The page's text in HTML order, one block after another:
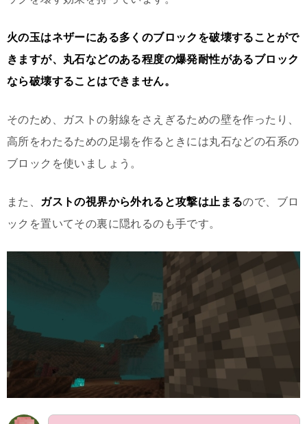
火の玉はネザーにある多くのブロックを破壊することがで
きますが、丸石などのある程度の爆発耐性があるブロック
なら破壊することはできません。
そのため、ガストの射線をさえぎるための壁を作ったり、
高所をわたるための足場を作るときには丸石などの石系の
ブロックを使いましょう。
また、 ガストの視界から外れると攻撃は止まるので、ブロ
ックを置いてその裏に隠れるのも手です。